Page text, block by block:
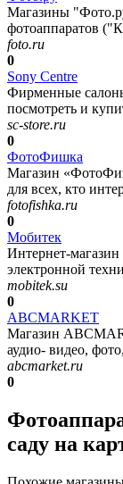
Магазины
фотоаппаратов
foto.ru
0
Sony Centre
Фирменные
посмотреть и
sc-store.ru
0
ФотоФишка
Магазин
для всех, кто
fotofishka.ru
0
Мобитек
Интернет-
электронной
mobitek.su
0
ABCMARKET
Магазин
аудио- видео,
abcmarket.ru
0
саду на